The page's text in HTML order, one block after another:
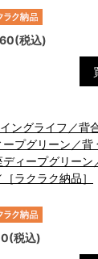
税込)
ングライフ／背
プグリーン／背
ディープグリーン
ラクラク納品］
税込)